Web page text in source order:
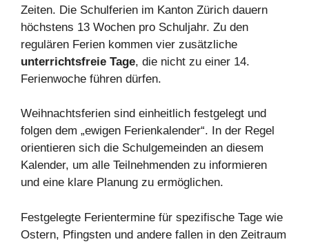
Zeiten. Die Schulferien im Kanton Zürich dauern
höchstens 13 Wochen pro Schuljahr. Zu den
regulären Ferien kommen vier zusätzliche
unterrichtsfreie Tage, die nicht zu einer 14.
Ferienwoche führen dürfen.
Weihnachtsferien sind einheitlich festgelegt und
folgen dem „ewigen Ferienkalender“. In der Regel
orientieren sich die Schulgemeinden an diesem
Kalender, um alle Teilnehmenden zu informieren
und eine klare Planung zu ermöglichen.
Festgelegte Ferientermine für spezifische Tage wie
Ostern, Pfingsten und andere fallen in den Zeitraum